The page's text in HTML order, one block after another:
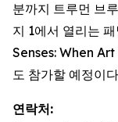
분까지 트루먼 브
지 1에서 열리는
Senses: When
도 참가할 예정이
연락처: